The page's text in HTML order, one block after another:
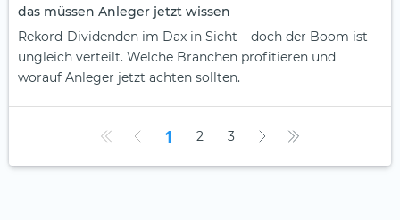
das müssen Anleger jetzt wissen
Rekord-Dividenden im Dax in Sicht – doch der Boom ist
ungleich verteilt. Welche Branchen profitieren und
worauf Anleger jetzt achten sollten.
1 2 3